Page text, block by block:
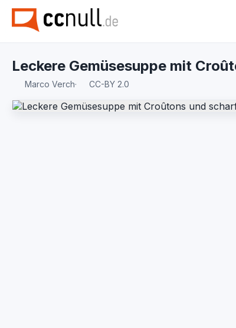
Leckere Gemüsesuppe mit
Marco Verch· CC-BY 2.0